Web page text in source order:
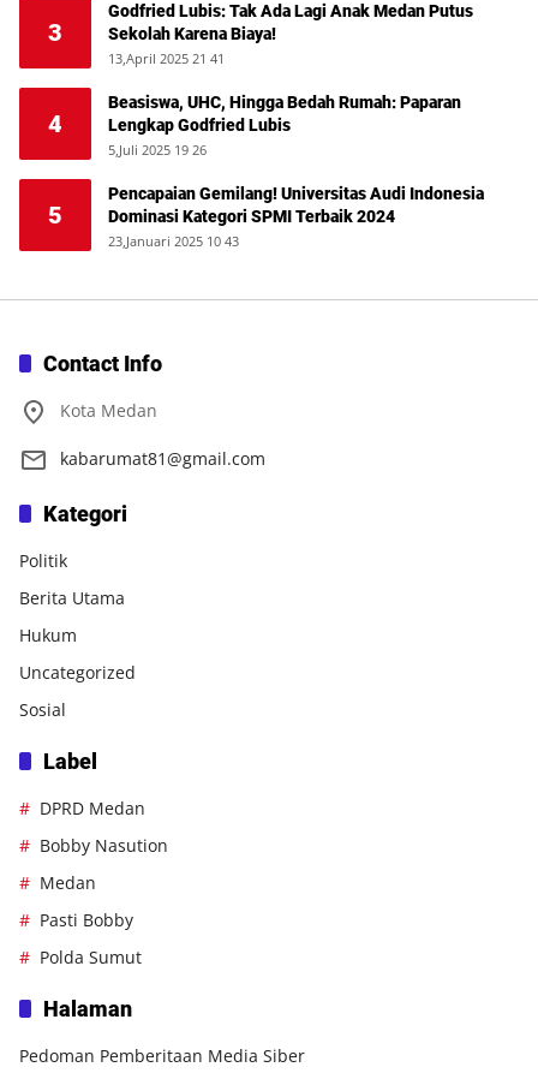
3
Godfried Lubis: Tak Ada Lagi Anak Medan Putus
Sekolah Karena Biaya!
13,April 2025 21 41
4
Beasiswa, UHC, Hingga Bedah Rumah: Paparan
Lengkap Godfried Lubis
5,Juli 2025 19 26
5
Pencapaian Gemilang! Universitas Audi Indonesia
Dominasi Kategori SPMI Terbaik 2024
23,Januari 2025 10 43
Contact Info
Kota Medan
kabarumat81@gmail.com
Kategori
Politik
Berita Utama
Hukum
Uncategorized
Sosial
Label
DPRD Medan
Bobby Nasution
Medan
Pasti Bobby
Polda Sumut
Halaman
Pedoman Pemberitaan Media Siber